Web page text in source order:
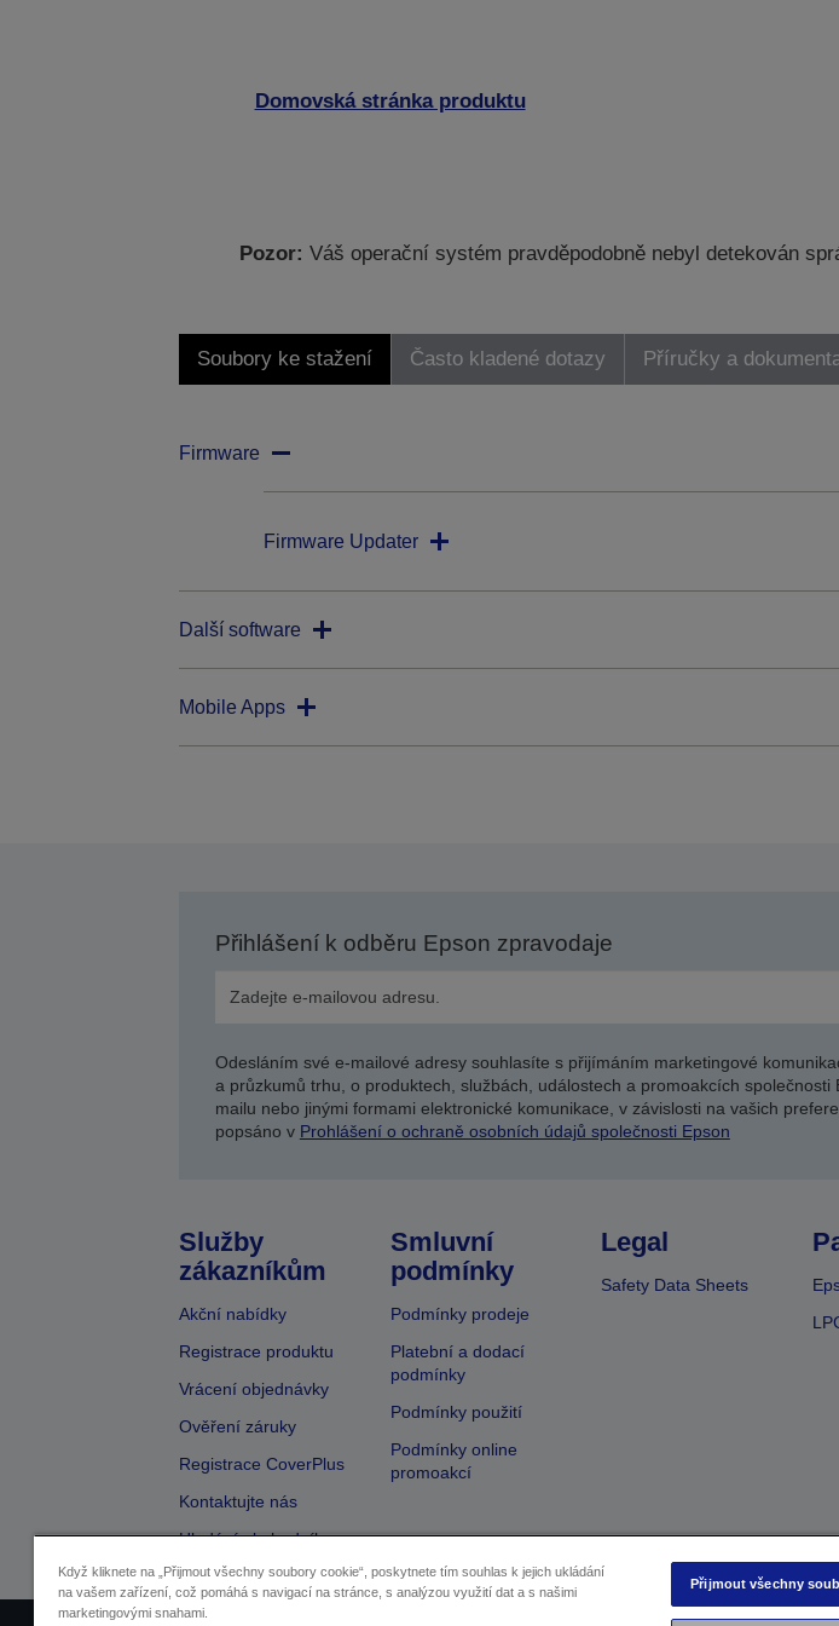
Domovská stránka produktu
Pozor: Váš operační systém pravděpodobně nebyl detekován
Soubory ke stažení Často kladené dotazy Příručky a
Firmware
Firmware Updater
Další software
Mobile Apps
Přihlášení k odběru Epson zpravodaje
Odesláním své e-mailové adresy souhlasíte s přijímáním marketingové
a průzkumů trhu, o produktech, službách, událostech a promoakcích společnosti
mailu nebo jinými formami elektronické komunikace, v závislosti na vašich
popsáno v Prohlášení o ochraně osobních údajů společnosti Epson
Služby
zákazníkům
Akční nabídky
Registrace produktu
Vrácení objednávky
Ověření záruky
Registrace CoverPlus
Kontaktujte nás
Hledání obchodníka
Smluvní
podmínky
Podmínky prodeje
Platební a dodací
podmínky
Podmínky použití
Podmínky online
promoakcí
Legal
Safety Data Sheets
Když kliknete na „Přijmout všechny soubory cookie“, poskytnete tím souhlas k jejich ukládání
na vašem zařízení, což pomáhá s navigací na stránce, s analýzou využití dat a s našimi
marketingovými snahami.
Přijmout všechny